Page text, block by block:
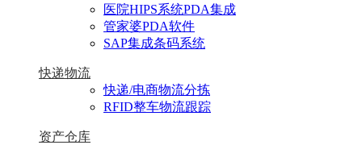
医院HIPS系统PDA集成
管家婆PDA软件
SAP集成条码系统
快递物流
快递/电商物流分拣
RFID整车物流跟踪
资产仓库